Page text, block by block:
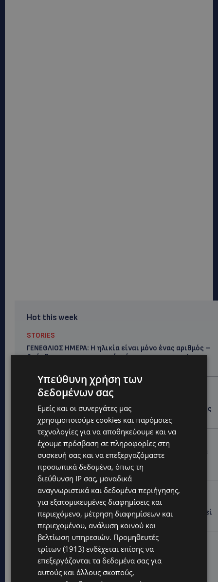
Hot this week
STORIES
ΓΕΝΕΘΛΙΟΣ ΗΜΕΡΑ: Η ηλικία είναι μόνο ένας αριθμός –
Οι άνθρωποι και οι στιγμές είναι η πραγματική μας
STORIES
ΕΛΕΝΑ ΑΝΤΩΝΙΑΔΟΥ: Αγώνας ζωής για τη 37χρονη
μητέρα τριών παιδιών – Έρανος για τη θεραπεία της
στην Αγγλία
UPDATES
ΚΑΤΑΓΓΕΛΙΑ: Για άνδρα που φέρεται να παρενοχλούσε
γυναίκες στο Δασούδι – Σε εξέλιξη οι αστυνομικές
έρευνες
UPDATES
ΛΕΥΚΩΣΙΑ: Γιατί ένας 16χρονος φέρεται να έβαλε
φωτιά σε ιστορική μπυραρία – Η Αστυνομία αναζητεί
το κίνητρο
UPDATES
ΛΑΤΣΙΑ-ΓΕΡΙ: Στο επίκεντρο η δημιουργία δομών για
ασυνόδευτους ανήλικους – Αντιδρά ο Δήμος,
στηρίζει υπό προϋποθέσεις το Κίνημα Οικολόγων
Υπεύθυνη χρήση των
δεδομένων σας
Εμείς και οι συνεργάτες μας
χρησιμοποιούμε cookies και παρόμοιες
τεχνολογίες για να αποθηκεύουμε και να
έχουμε πρόσβαση σε πληροφορίες στη
συσκευή σας και να επεξεργαζόμαστε
προσωπικά δεδομένα, όπως τη
διεύθυνση IP σας, μοναδικά
αναγνωριστικά και δεδομένα περιήγησης,
για εξατομικευμένες διαφημίσεις και
περιεχόμενο, μέτρηση διαφημίσεων και
περιεχομένου, ανάλυση κοινού και
βελτίωση υπηρεσιών. Προμηθευτές
τρίτων (1913) ενδέχεται επίσης να
επεξεργάζονται τα δεδομένα σας για
αυτούς και άλλους σκοπούς,